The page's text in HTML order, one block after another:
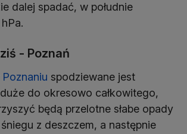
dalej spadać, w południe
- Poznań
Poznaniu spodziewane jest
do okresowo całkowitego,
będą przelotne słabe opady
z deszczem, a następnie